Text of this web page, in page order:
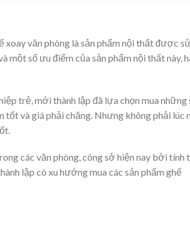
văn phòng là sản phẩm nội thất được
một số ưu điểm của sản phẩm nội thất này,
trẻ, mới thành lập đã lựa chọn mua những
và giá phải chăng. Nhưng không phải lúc
các văn phòng, công sở hiện nay bởi tính
lập có xu hướng mua các sản phẩm ghế